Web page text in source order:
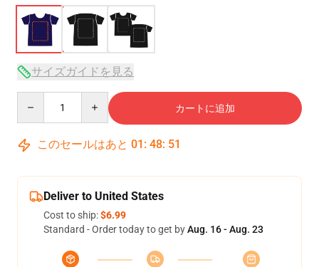
サイズガイドを見る
カートに追加
このセールはあと 01 : 48: 51
Deliver to United States
Cost to ship:$6.99
Standard - Order today to get byAug. 16 - Aug. 23